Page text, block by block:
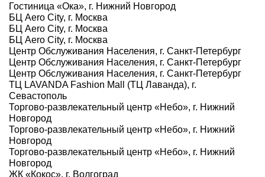
Гостиница «Ока», г. Нижний Новгород
БЦ Aero City, г. Москва
БЦ Aero City, г. Москва
БЦ Aero City, г. Москва
Центр Обслуживания Населения, г. Санкт-Петербург
Центр Обслуживания Населения, г. Санкт-Петербург
Центр Обслуживания Населения, г. Санкт-Петербург
ТЦ LAVANDA Fashion Mall (ТЦ Лаванда), г.
Севастополь
Торгово-развлекательный центр «Небо», г. Нижний
Новгород
Торгово-развлекательный центр «Небо», г. Нижний
Новгород
Торгово-развлекательный центр «Небо», г. Нижний
Новгород
ЖК «Кокос», г. Волгоград